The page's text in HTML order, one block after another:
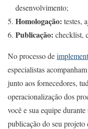
desenvolvimento;
Homologação: testes,
Publicação: checklist,
No processo de
especialistas
junto aos fornecedores,
operacionalização dos
você e sua equipe
publicação do seu projeto